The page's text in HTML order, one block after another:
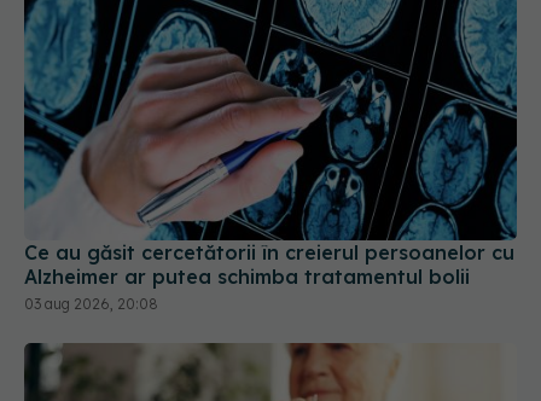
Ce au găsit cercetătorii în creierul persoanelor cu
Alzheimer ar putea schimba tratamentul bolii
03 aug 2026, 20:08